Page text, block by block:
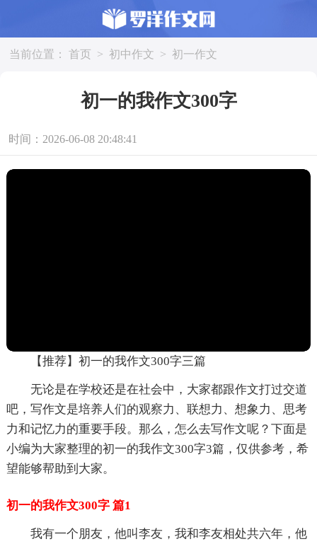
当前位置： 首页 > 初中作文 > 初一作文
初一的我作文300字
时间：2026-06-08 20:48:41
【推荐】初一的我作文300字三篇
无论是在学校还是在社会中，大家都跟作文打过交道
吧，写作文是培养人们的观察力、联想力、想象力、思考
力和记忆力的重要手段。那么，怎么去写作文呢？下面是
小编为大家整理的初一的我作文300字3篇，仅供参考，希
望能够帮助到大家。
初一的我作文300字 篇1
我有一个朋友，他叫李友，我和李友相处共六年，他